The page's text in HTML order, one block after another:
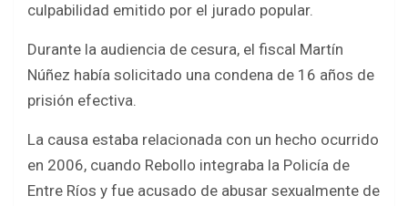
culpabilidad emitido por el jurado popular.
Durante la audiencia de cesura, el fiscal Martín
Núñez había solicitado una condena de 16 años de
prisión efectiva.
La causa estaba relacionada con un hecho ocurrido
en 2006, cuando Rebollo integraba la Policía de
Entre Ríos y fue acusado de abusar sexualmente de